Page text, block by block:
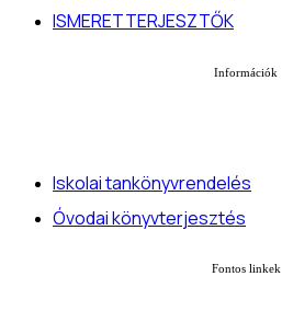
ISMERETTERJESZTŐK
Információk
Iskolai tankönyvrendelés
Óvodai könyvterjesztés
Fontos linkek